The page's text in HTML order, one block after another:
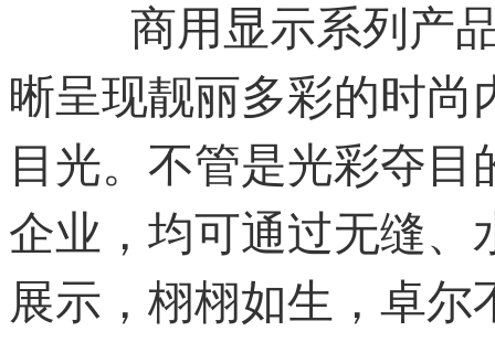
商用显示系列产
晰呈现靓丽多彩的时尚
目光。不管是光彩夺
企业，均可通过无缝、
展示，栩栩如生，卓